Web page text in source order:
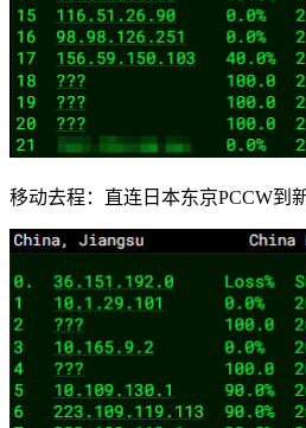
移动去程：直连日本东京PCCW到